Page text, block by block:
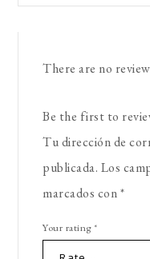
There are no
Be the first to
Tu dirección de
publicada. Los
marcados con*
Your rating *